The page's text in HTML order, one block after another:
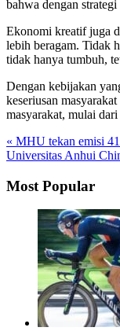
bahwa dengan
Ekonomi kreatif juga
lebih beragam. Tidak
tidak hanya tumbuh,
Dengan kebijakan
keseriusan
masyarakat, mulai
« MHU tekan emisi
Universitas Anhui
Most Popular